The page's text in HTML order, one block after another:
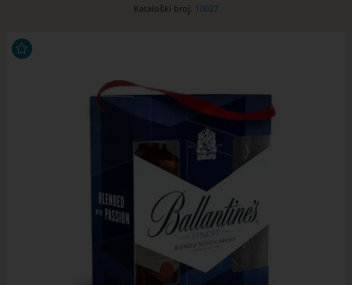
Kataloški broj: 10027